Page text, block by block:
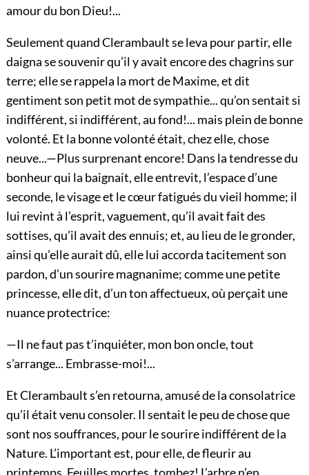
amour du bon Dieu!...
Seulement quand Clerambault se leva pour partir, elle
daigna se souvenir qu’il y avait encore des chagrins sur
terre; elle se rappela la mort de Maxime, et dit
gentiment son petit mot de sympathie... qu’on sentait si
indifférent, si indifférent, au fond!... mais plein de bonne
volonté. Et la bonne volonté était, chez elle, chose
neuve...—Plus surprenant encore! Dans la tendresse du
bonheur qui la baignait, elle entrevit, l’espace d’une
seconde, le visage et le cœur fatigués du vieil homme; il
lui revint à l’esprit, vaguement, qu’il avait fait des
sottises, qu’il avait des ennuis; et, au lieu de le gronder,
ainsi qu’elle aurait dû, elle lui accorda tacitement son
pardon, d’un sourire magnanime; comme une petite
princesse, elle dit, d’un ton affectueux, où perçait une
nuance protectrice:
—Il ne faut pas t’inquiéter, mon bon oncle, tout
s’arrange... Embrasse-moi!...
Et Clerambault s’en retourna, amusé de la consolatrice
qu’il était venu consoler. Il sentait le peu de chose que
sont nos souffrances, pour le sourire indifférent de la
Nature. L’important est, pour elle, de fleurir au